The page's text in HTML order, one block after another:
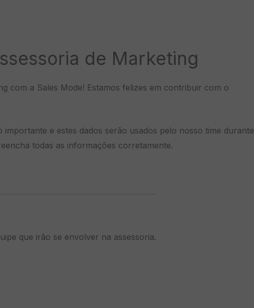
de Marketing
com a Sales Mode! Estamos felizes em contribuir com o
e estes dados serão usados pelo nosso time durante
todas as informações corretamente.
que irão se envolver na assessoria.